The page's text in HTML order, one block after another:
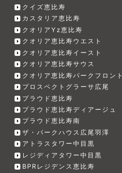
クイズ恵比寿
カスタリア恵比寿
クオリアYz恵比寿
クオリア恵比寿ウエスト
クオリア恵比寿イースト
クオリア恵比寿サウス
クオリア恵比寿パークフロント
プロスペクトグラーサ広尾
プラウド恵比寿
プラウド恵比寿ディアージュ
プラウド恵比寿南
ザ・パークハウス広尾羽澤
アトラスタワー中目黒
レジディアタワー中目黒
BPRレジデンス恵比寿